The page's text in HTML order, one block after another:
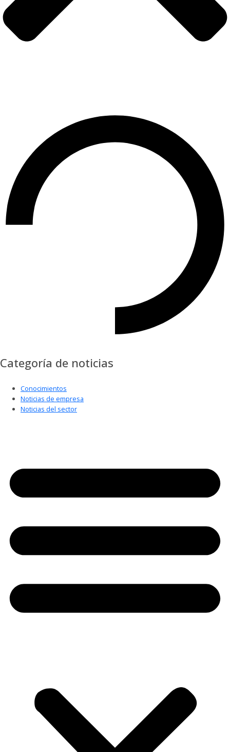
Categoría de noticias
Conocimientos
Noticias de empresa
Noticias del sector